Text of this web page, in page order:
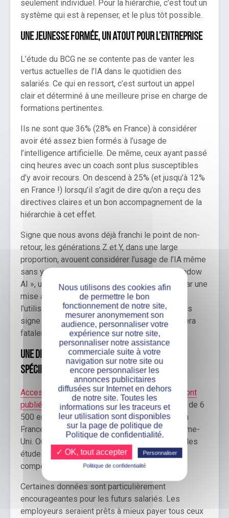
seulement individuel. Pour la hiérarchie, c’est tout un
système qui est à repenser, et le plus tôt possible.
Une jeunesse formée, un atout pour l’entreprise
L’étude du BCG ne se contente pas de vanter les
vertus actuelles de l’IA dans le quotidien des
salariés. Ce qui en ressort, c’est surtout un appel
clair et déterminé à une meilleure prise en charge de
formations pertinentes.
Ils ne sont que 36% (28% en France) à considérer
avoir été assez bien formés à l’usage de
l’intelligence artificielle. De même, ceux ayant passé
cinq heures avec un coach sont plus susceptibles
d’y avoir recours. On descend à 25% (et jusqu’à 12%
en France !) lorsqu’il s’agit de dire qu’on a reçu des
directives claires et un bon accompagnement de la
hiérarchie à cet effet.
Signe que nous avons déjà franchi le point de non-
retour, les générations Z et Y, dans une large
proportion, avouent considérer l’usage de l’IA même
sans y être autorisées. On parle alors de « Shadow
AI », un phénomène qui pourrait être contrôlé par une
mise à disposition d’outils adaptés. Puisque
l’utilisation de l’IA chez les jeunes explose sans
signe de ralentissement, le lieu de travail en sera
fatalement affecté. C’est inévitable.
Une demande grandissante de compétences
spécifiques à l’IA
Access Partnership et Amazon Web Services ont
publié conjointement un sondagemené auprès de 6
500 employés et 2 000 employeurs répartis en
France, en Allemagne, en Espagne et au Royaume-
Uni. Outre l’ubiquité de l’IA déjà démontrée par les
études ci-dessus, c’est la demande en
compétences qui ressort le plus.
Certaines données sont particulièrement
encourageantes pour les futurs salariés. Les
employeurs seraient prêts à mieux payer tous ceux
Nous utilisons des cookies afin
de permettre le bon
fonctionnement de notre site,
mesurer anonymement son
audience, personnaliser votre
expérience sur notre site,
personnaliser notre assistance
commerciale suite à votre
navigation sur notre site ou
encore personnaliser les
annonces publicitaires
diffusées sur Internet en dehors
de notre site. Toutes les
informations sur les traceurs et
leur utilisation sont disponibles
sur la page de politique de
Politique de confidentialité.
✓ OK, tout accepter
Personnaliser
Politique de confidentialité